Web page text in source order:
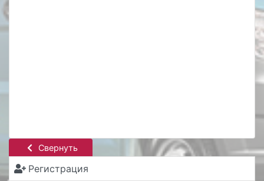
Свернуть
Регистрация